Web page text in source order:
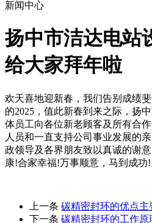
新闻中心
扬中市洁达电站
给大家拜年啦
欢天喜地迎新春，我们告别成绩
的2025，值此新春到来之际，扬
体员工向各位新老顾客及所有合
人员和一直支持公司事业发展的
政领导及各界朋友致以真诚的谢
康!合家幸福!万事顺意，马到成功!
上一条 碳精密封环的优点
下一条 碳精密封环的工作原